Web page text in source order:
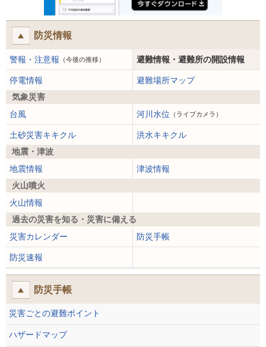
防災情報
警報・注意報 （今後の推移） 避難情報・避難所の開設情報
停電情報
避難場所マップ
気象災害
台風
河川水位 （ライブカメラ）
土砂災害キキクル
洪水キキクル
地震・津波
地震情報
津波情報
火山噴火
火山情報
過去の災害を知る・災害に備える
災害カレンダー
防災手帳
防災速報
防災手帳
災害ごとの避難ポイント
ハザードマップ